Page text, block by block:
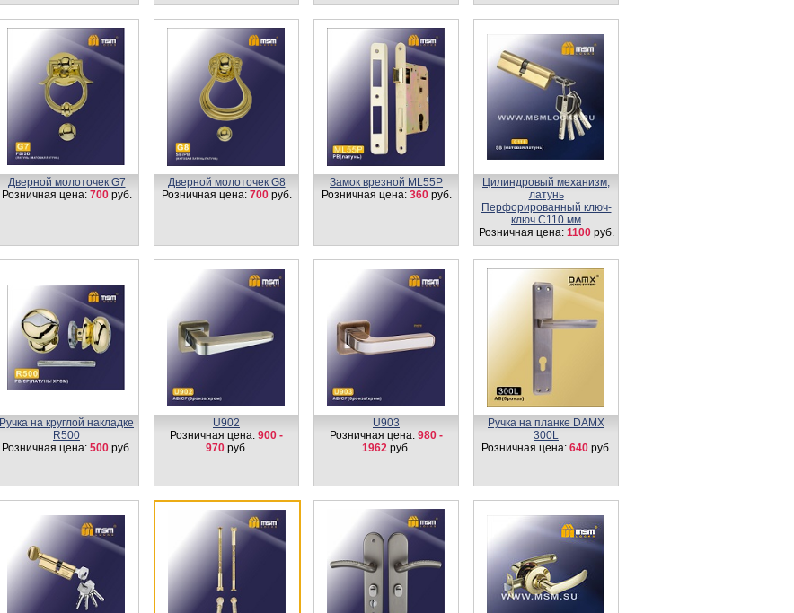
Дверной молоточек G7
Розничная цена: 700руб.
Дверной молоточек G8
Розничная цена: 700руб.
Замок врезной ML55P
Розничная цена: 360руб.
Цилиндровый механизм,
латунь
Перфорированный ключ-
ключ C110 мм
Розничная цена: 1100руб.
Ручка на круглой накладке
R500
Розничная цена: 500руб.
U902
Розничная цена: 900 -
970руб.
U903
Розничная цена: 980 -
1962 руб.
Ручка на планке DAMX
300L
Розничная цена: 640руб.